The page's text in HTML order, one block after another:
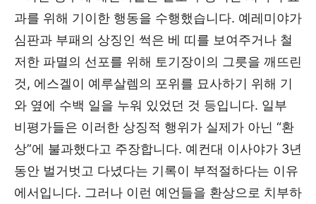
과를 위해 기이한 행동을 수행했습니다. 예레미야가
심판과 부패의 상징인 썩은 베 띠를 보여주거나 철
저한 파멸의 선포를 위해 토기장이의 그릇을 깨뜨린
것, 에스겔이 예루살렘의 포위를 묘사하기 위해 기
와 옆에 수백 일을 누워 있었던 것 등입니다. 일부
비평가들은 이러한 상징적 행위가 실제가 아닌 “환
상”에 불과했다고 주장합니다. 예컨대 이사야가 3년
동안 벌거벗고 다녔다는 기록이 부적절하다는 이유
에서입니다. 그러나 이런 예언들을 환상으로 치부하